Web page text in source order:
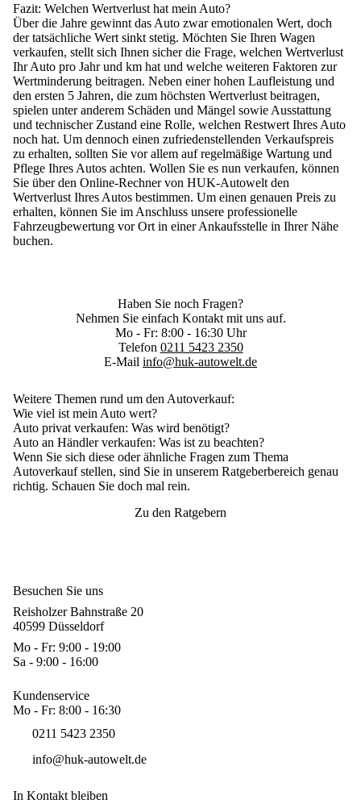
Fazit: Welchen Wertverlust hat mein Auto?
Über die Jahre gewinnt das Auto zwar emotionalen Wert, doch
der tatsächliche Wert sinkt stetig. Möchten Sie Ihren Wagen
verkaufen, stellt sich Ihnen sicher die Frage, welchen Wertverlust
Ihr Auto pro Jahr und km hat und welche weiteren Faktoren zur
Wertminderung beitragen. Neben einer hohen Laufleistung und
den ersten 5 Jahren, die zum höchsten Wertverlust beitragen,
spielen unter anderem Schäden und Mängel sowie Ausstattung
und technischer Zustand eine Rolle, welchen Restwert Ihres Auto
noch hat. Um dennoch einen zufriedenstellenden Verkaufspreis
zu erhalten, sollten Sie vor allem auf regelmäßige Wartung und
Pflege Ihres Autos achten. Wollen Sie es nun verkaufen, können
Sie über den Online-Rechner von HUK-Autowelt den
Wertverlust Ihres Autos bestimmen. Um einen genauen Preis zu
erhalten, können Sie im Anschluss unsere professionelle
Fahrzeugbewertung vor Ort in einerAnkaufsstelle in Ihrer Nähe
buchen.
Haben Sie noch Fragen?
Nehmen Sie einfach Kontakt mit uns auf.
Mo - Fr: 8:00 - 16:30 Uhr
Telefon 0211 5423 2350
E-Mail info@huk-autowelt.de
Weitere Themen rund um den Autoverkauf:
Wie viel ist mein Auto wert?
Auto privat verkaufen: Was wird benötigt?
Auto an Händler verkaufen: Was ist zu beachten?
Wenn Sie sich diese oder ähnliche Fragen zum Thema
Autoverkauf stellen, sind Sie in unserem Ratgeberbereich genau
richtig. Schauen Sie doch mal rein.
Zu den Ratgebern
Besuchen Sie uns
Reisholzer Bahnstraße 20
40599 Düsseldorf
Mo - Fr: 9:00 - 19:00
Sa - 9:00 - 16:00
Kundenservice
Mo - Fr: 8:00 - 16:30
0211 5423 2350
info@huk-autowelt.de
In Kontakt bleiben